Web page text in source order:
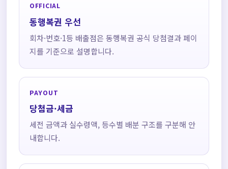
OFFICIAL
동행복권 우선
회차·번호·1등 배출점은 동행복권 공식 당첨결과 페이
지를 기준으로 설명합니다.
PAYOUT
당첨금·세금
세전 금액과 실수령액, 등수별 배분 구조를 구분해 안
내합니다.